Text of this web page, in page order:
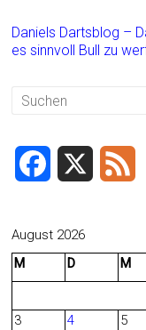
o
Daniels Dartsblog –
es sinnvoll Bull zu
c
b
August 2026
M
D M
3
4 5